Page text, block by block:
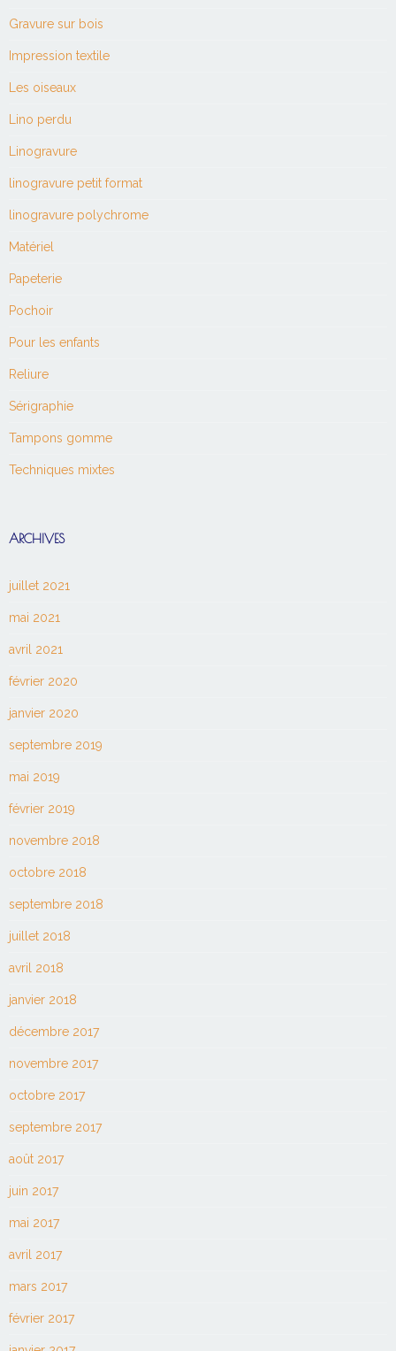
Gravure sur bois
Impression textile
Les oiseaux
Lino perdu
Linogravure
linogravure petit format
linogravure polychrome
Matériel
Papeterie
Pochoir
Pour les enfants
Reliure
Sérigraphie
Tampons gomme
Techniques mixtes
ARCHIVES
juillet 2021
mai 2021
avril 2021
février 2020
janvier 2020
septembre 2019
mai 2019
février 2019
novembre 2018
octobre 2018
septembre 2018
juillet 2018
avril 2018
janvier 2018
décembre 2017
novembre 2017
octobre 2017
septembre 2017
août 2017
juin 2017
mai 2017
avril 2017
mars 2017
février 2017